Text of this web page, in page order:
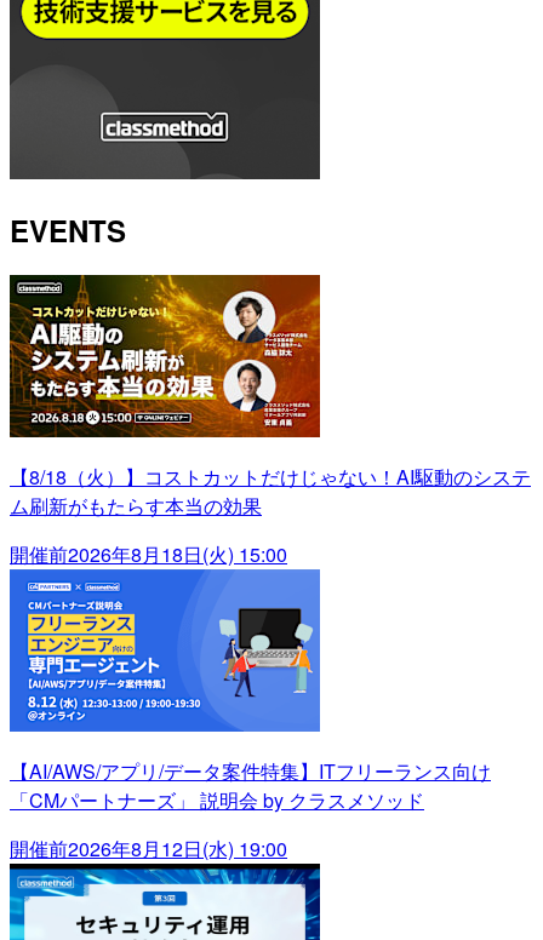
EVENTS
【8/18（火）】コストカットだけじゃない！AI駆動のシステ
ム刷新がもたらす本当の効果
開催前2026年8月18日(火) 15:00
【AI/AWS/アプリ/データ案件特集】ITフリーランス向け
「CMパートナーズ」 説明会 by クラスメソッド
開催前2026年8月12日(水) 19:00